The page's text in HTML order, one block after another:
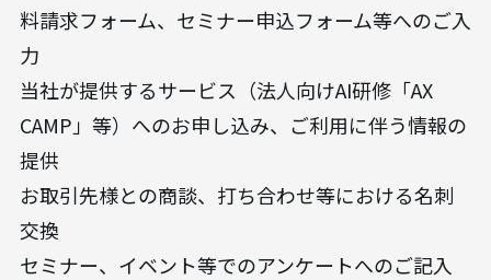
料請求フォーム、セミナー申込フォーム等へのご入
力
当社が提供するサービス（法人向けAI研修「AX
CAMP」等）へのお申し込み、ご利用に伴う情報の
提供
お取引先様との商談、打ち合わせ等における名刺
交換
セミナー、イベント等でのアンケートへのご記入